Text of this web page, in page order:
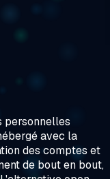
personnelles
avec la
des comptes et
de bout en bout,